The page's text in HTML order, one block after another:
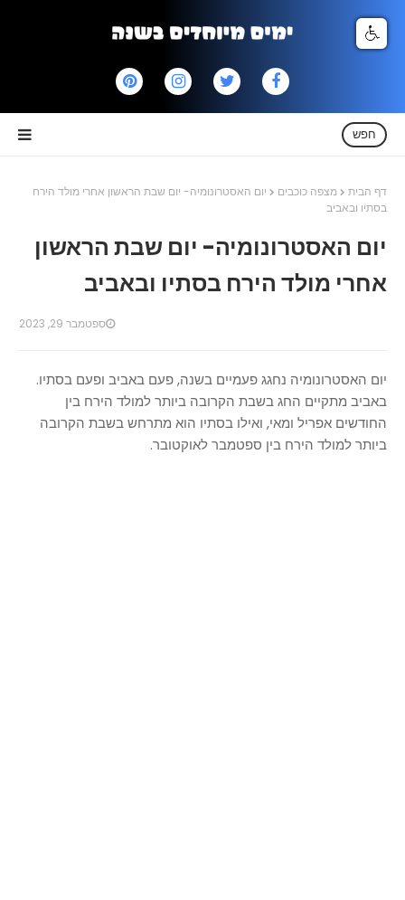
חפש
דף הבית מצפה כוכבים
יום האסטרונומיה- יום שבת הראשון אחרי מולד הירח
בסתיו ובאביב
יום האסטרונומיה- יום שבת הראשון
אחרי מולד הירח בסתיו ובאביב
ספטמבר 29, 2023
יום האסטרונומיה נחגג פעמיים בשנה, פעם באביב ופעם בסתיו.
באביב מתקיים החג בשבת הקרובה ביותר למולד הירח בין
החודשים אפריל ומאי, ואילו בסתיו הוא מתרחש בשבת הקרובה
ביותר למולד הירח בין ספטמבר לאוקטובר.